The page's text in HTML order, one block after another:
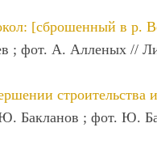
[сброшенный в р.
; фот. А. Алленых //
строительства и
Бакланов ; фот. Ю.